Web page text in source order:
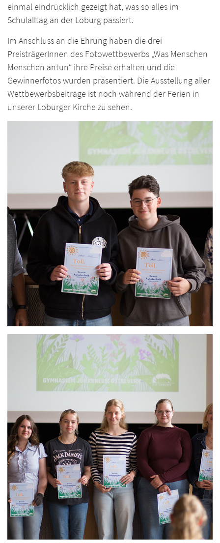
einmal eindrücklich gezeigt hat, was so alles im
Schulalltag an der Loburg passiert.
Im Anschluss an die Ehrung haben die drei
PreisträgerInnen des Fotowettbewerbs „Was Menschen
Menschen antun“ ihre Preise erhalten und die
Gewinnerfotos wurden präsentiert. Die Ausstellung aller
Wettbewerbsbeiträge ist noch während der Ferien in
unserer Loburger Kirche zu sehen.